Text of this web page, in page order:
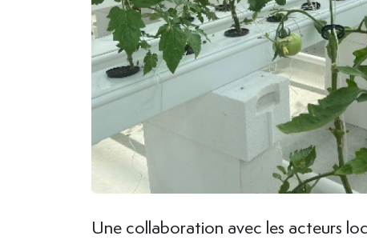
Une collaboration avec les acteurs